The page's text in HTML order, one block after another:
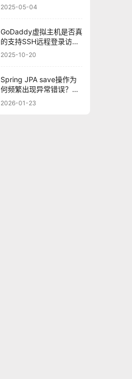
2025-05-04
GoDaddy虚拟主机是否真
的支持SSH远程登录访
问？
2025-10-20
Spring JPA save操作为
何频繁出现异常错误？探
究深层原因及解决方案！
2026-01-23